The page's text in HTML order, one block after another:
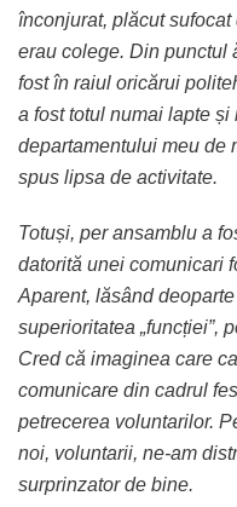
înconjurat, plăcut
erau colege. Din punctul
fost în raiul oricărui
a fost totul numai lapte
departamentului meu de
spus lipsa de activitate.
Totuși, per ansamblu a
datorită unei comunicari
Aparent, lăsând
superioritatea „funcției”,
Cred că imaginea care
comunicare din cadrul
petrecerea voluntarilor.
noi, voluntarii, ne-am
surprinzator de bine.